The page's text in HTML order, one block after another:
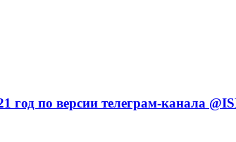
по версии телеграм-канала